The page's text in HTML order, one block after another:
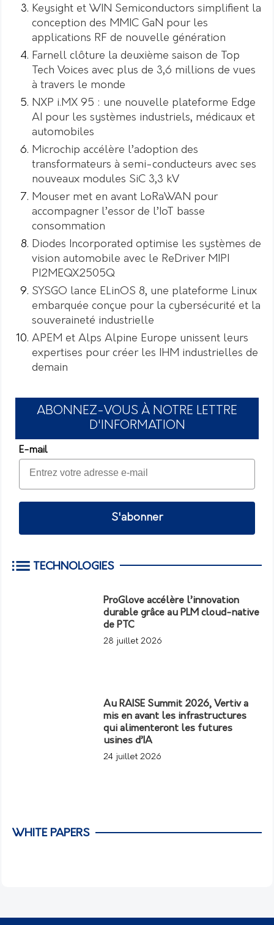
Keysight et WIN Semiconductors simplifient la
conception des MMIC GaN pour les
applications RF de nouvelle génération
Farnell clôture la deuxième saison de Top
Tech Voices avec plus de 3,6 millions de vues
à travers le monde
NXP i.MX 95 : une nouvelle plateforme Edge
AI pour les systèmes industriels, médicaux et
automobiles
Microchip accélère l’adoption des
transformateurs à semi-conducteurs avec ses
nouveaux modules SiC 3,3 kV
Mouser met en avant LoRaWAN pour
accompagner l’essor de l’IoT basse
consommation
Diodes Incorporated optimise les systèmes de
vision automobile avec le ReDriver MIPI
PI2MEQX2505Q
SYSGO lance ELinOS 8, une plateforme Linux
embarquée conçue pour la cybersécurité et la
souveraineté industrielle
APEM et Alps Alpine Europe unissent leurs
expertises pour créer les IHM industrielles de
demain
ABONNEZ-VOUS À NOTRE LETTRE
D'INFORMATION
E-mail
S'abonner
TECHNOLOGIES
ProGlove accélère l’innovation
durable grâce au PLM cloud-native
de PTC
28 juillet 2026
Au RAISE Summit 2026, Vertiv a
mis en avant les infrastructures
qui alimenteront les futures
usines d’IA
24 juillet 2026
WHITE PAPERS